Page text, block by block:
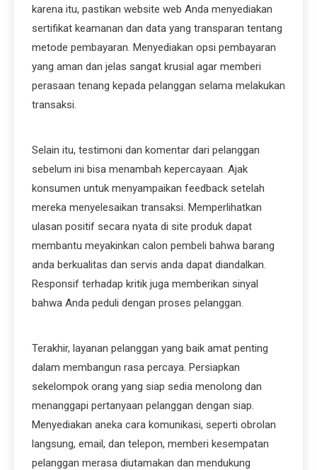
karena itu, pastikan website web Anda menyediakan
sertifikat keamanan dan data yang transparan tentang
metode pembayaran. Menyediakan opsi pembayaran
yang aman dan jelas sangat krusial agar memberi
perasaan tenang kepada pelanggan selama melakukan
transaksi.
Selain itu, testimoni dan komentar dari pelanggan
sebelum ini bisa menambah kepercayaan. Ajak
konsumen untuk menyampaikan feedback setelah
mereka menyelesaikan transaksi. Memperlihatkan
ulasan positif secara nyata di site produk dapat
membantu meyakinkan calon pembeli bahwa barang
anda berkualitas dan servis anda dapat diandalkan.
Responsif terhadap kritik juga memberikan sinyal
bahwa Anda peduli dengan proses pelanggan.
Terakhir, layanan pelanggan yang baik amat penting
dalam membangun rasa percaya. Persiapkan
sekelompok orang yang siap sedia menolong dan
menanggapi pertanyaan pelanggan dengan siap.
Menyediakan aneka cara komunikasi, seperti obrolan
langsung, email, dan telepon, memberi kesempatan
pelanggan merasa diutamakan dan mendukung